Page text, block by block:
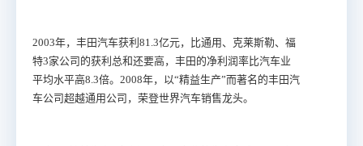
2003年，丰田汽车获利81.3亿元，比通用、克莱斯勒、福
特3家公司的获利总和还要高，丰田的净利润率比汽车业
平均水平高8.3倍。2008年，以“精益生产”而著名的丰田汽
车公司超越通用公司，荣登世界汽车销售龙头。